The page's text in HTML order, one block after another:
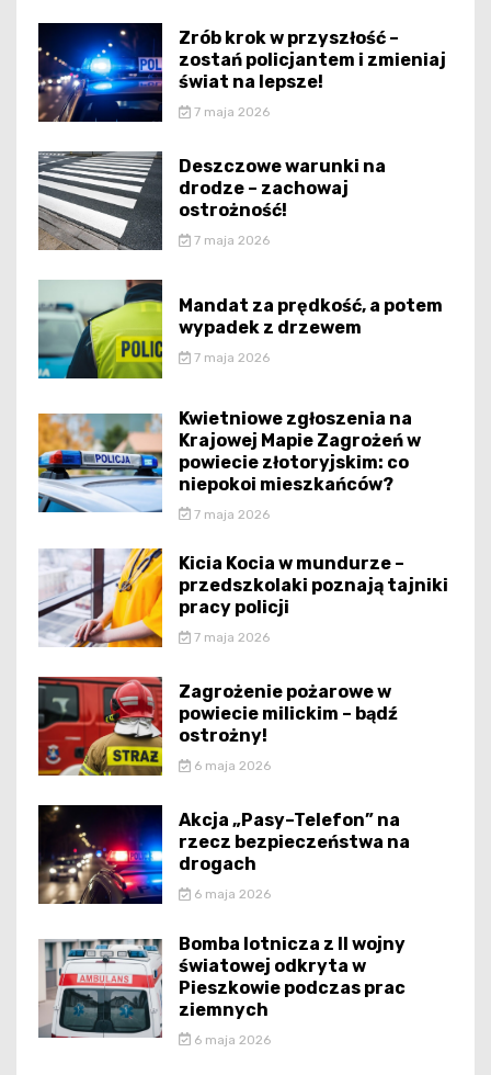
Zrób krok w przyszłość –
zostań policjantem i zmieniaj
świat na lepsze!
7 maja 2026
Deszczowe warunki na
drodze – zachowaj
ostrożność!
7 maja 2026
Mandat za prędkość, a potem
wypadek z drzewem
7 maja 2026
Kwietniowe zgłoszenia na
Krajowej Mapie Zagrożeń w
powiecie złotoryjskim: co
niepokoi mieszkańców?
7 maja 2026
Kicia Kocia w mundurze –
przedszkolaki poznają tajniki
pracy policji
7 maja 2026
Zagrożenie pożarowe w
powiecie milickim – bądź
ostrożny!
6 maja 2026
Akcja „Pasy–Telefon” na
rzecz bezpieczeństwa na
drogach
6 maja 2026
Bomba lotnicza z II wojny
światowej odkryta w
Pieszkowie podczas prac
ziemnych
6 maja 2026